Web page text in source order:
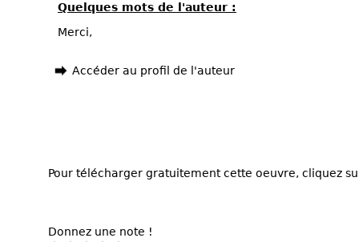
Quelques mots de l'auteur :
Merci,
Accéder au profil de l'auteur
Pour télécharger gratuitement cette oeuvre, cliquez
Donnez une note !